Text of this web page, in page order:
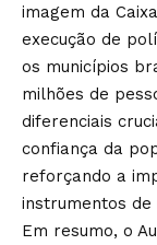
imagem da
execução de
os municípios
milhões de
diferenciais
confiança da
reforçando a
instrumentos de
Em resumo, o